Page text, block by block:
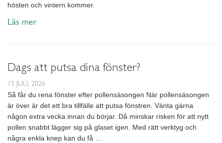
hösten och vintern kommer.
Läs mer
Dags att putsa dina fönster?
15 JULI, 2026
Så får du rena fönster efter pollensäsongen När pollensäsongen
är över är det ett bra tillfälle att putsa fönstren. Vänta gärna
någon extra vecka innan du börjar. Då minskar risken för att nytt
pollen snabbt lägger sig på glaset igen. Med rätt verktyg och
några enkla knep kan du få …